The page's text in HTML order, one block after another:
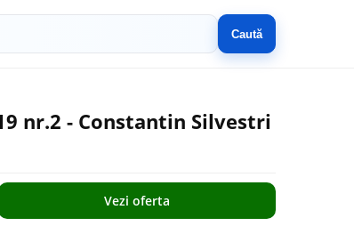
Caută
nr.2 - Constantin Silvestri
Vezi oferta